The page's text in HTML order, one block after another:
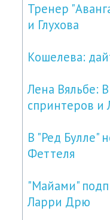
Тренер
и Глухова
Кошелева:
Лена Вяльбе:
спринтеров и
В "Ред Булле"
Феттеля
"Майами"
Ларри Дрю